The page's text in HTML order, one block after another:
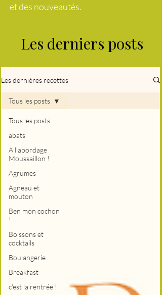
et des nouveautés.
Les derniers posts
Les dernières recettes
Tous les posts
abats
A l'abordage
Moussaillon !
Agrumes
Agneau et
mouton
Ben mon cochon
!
Boissons et
cocktails
Boulangerie
Breakfast
c'est la rentrée !
Tous les posts